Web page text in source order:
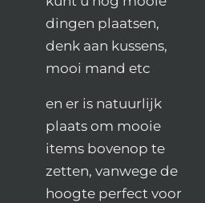
dingen plaatsen,
denk aan kussens,
mooi mand etc
en er is natuurlijk
plaats om mooie
items bovenop te
zetten, vanwege de
hoogte perfect voor